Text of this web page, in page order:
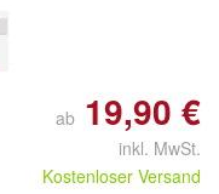
ab 19,90 €
inkl. MwSt.
Kostenloser Versand